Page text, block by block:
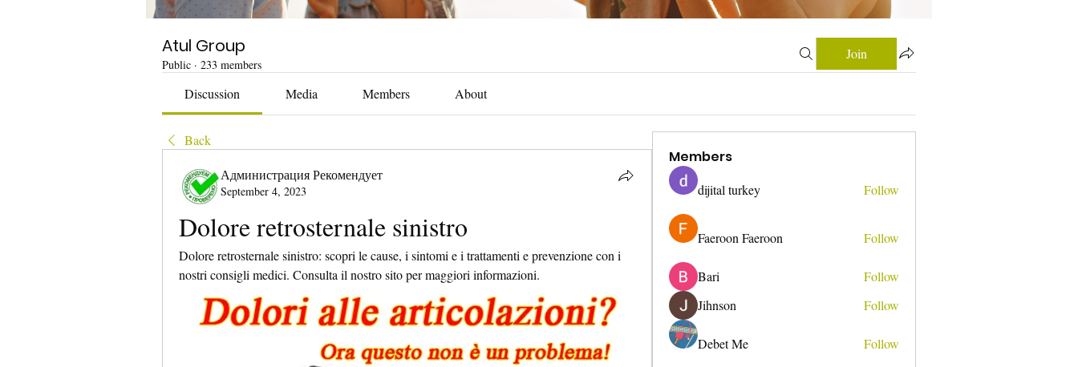
Atul Group
Public · 233 members
Join
Discussion Media Members About
Back
Администрация Рекомендует
September 4, 2023
Dolore retrosternale sinistro
Dolore retrosternale sinistro: scopri le cause, i sintomi e i trattamenti e prevenzione con i
nostri consigli medici. Consulta il nostro sito per maggiori informazioni.
Members
dijital turkey Follow
Faeroon Faeroon Follow
Bari
Follow
Jihnson
Follow
Debet Me
Follow